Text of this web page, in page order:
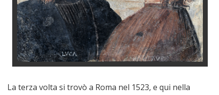
La terza volta si trovò a Roma nel 1523, e qui nella